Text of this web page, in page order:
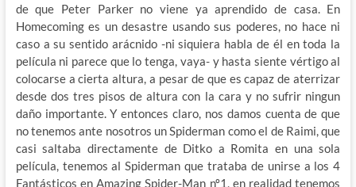
de que Peter Parker no viene ya aprendido de casa. En
Homecoming es un desastre usando sus poderes, no hace ni
caso a su sentido arácnido -ni siquiera habla de él en toda la
película ni parece que lo tenga, vaya- y hasta siente vértigo al
colocarse a cierta altura, a pesar de que es capaz de aterrizar
desde dos tres pisos de altura con la cara y no sufrir ningun
daño importante. Y entonces claro, nos damos cuenta de que
no tenemos ante nosotros un Spiderman como el de Raimi, que
casi saltaba directamente de Ditko a Romita en una sola
película, tenemos al Spiderman que trataba de unirse a los 4
Fantásticos en Amazing Spider-Man nº1, en realidad tenemos